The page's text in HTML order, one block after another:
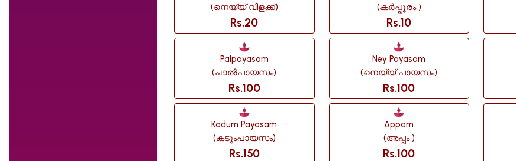
(നെയ്യ് വിളക്ക്)
Rs.20
(കർപ്പൂരം )
Rs.10
Palpayasam
(പാൽപായസം)
Rs.100
Ney Payasam
(നെയ്യ് പായസം)
Rs.100
Kadum Payasam
(കടുംപായസം)
Rs.150
Appam
(അപ്പം )
Rs.100